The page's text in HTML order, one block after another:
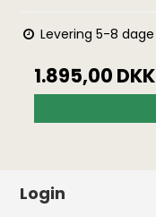
Levering 5-8 dage
1.895,00 DKK
Login